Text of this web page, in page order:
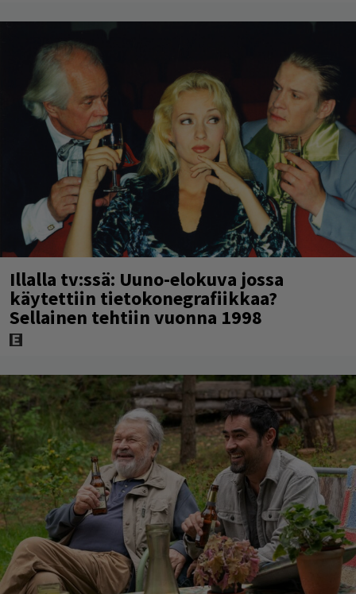
Illalla tv:ssä: Uuno-elokuva jossa
käytettiin tietokonegrafiikkaa?
Sellainen tehtiin vuonna 1998